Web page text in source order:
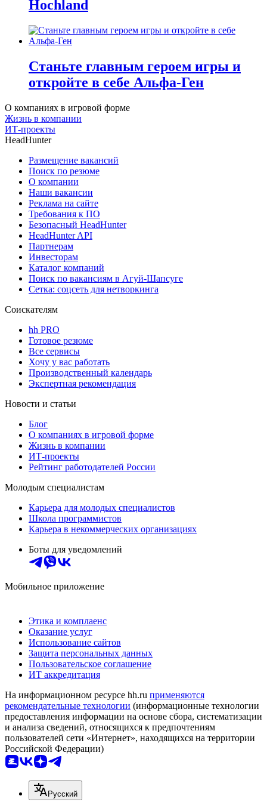
Hochland
Станьте главным героем игры и
откройте в себе Альфа-Ген
О компаниях в игровой форме
Жизнь в компании
ИТ-проекты
HeadHunter
Размещение вакансий
Поиск по резюме
О компании
Наши вакансии
Реклама на сайте
Требования к ПО
Безопасный HeadHunter
HeadHunter API
Партнерам
Инвесторам
Каталог компаний
Поиск по вакансиям в Агуй-Шапсуге
Сетка: соцсеть для нетворкинга
Соискателям
hh PRO
Готовое резюме
Все сервисы
Хочу у вас работать
Производственный календарь
Экспертная рекомендация
Новости и статьи
Блог
О компаниях в игровой форме
Жизнь в компании
ИТ-проекты
Рейтинг работодателей России
Молодым специалистам
Карьера для молодых специалистов
Школа программистов
Карьера в некоммерческих организациях
Боты для уведомлений
Мобильное приложение
Этика и комплаенс
Оказание услуг
Использование сайтов
Защита персональных данных
Пользовательское соглашение
ИТ аккредитация
На информационном ресурсе hh.ru применяются
рекомендательные технологии (информационные технологии
предоставления информации на основе сбора, систематизации
и анализа сведений, относящихся к предпочтениям
пользователей сети «Интернет», находящихся на территории
Российской Федерации)
Русский